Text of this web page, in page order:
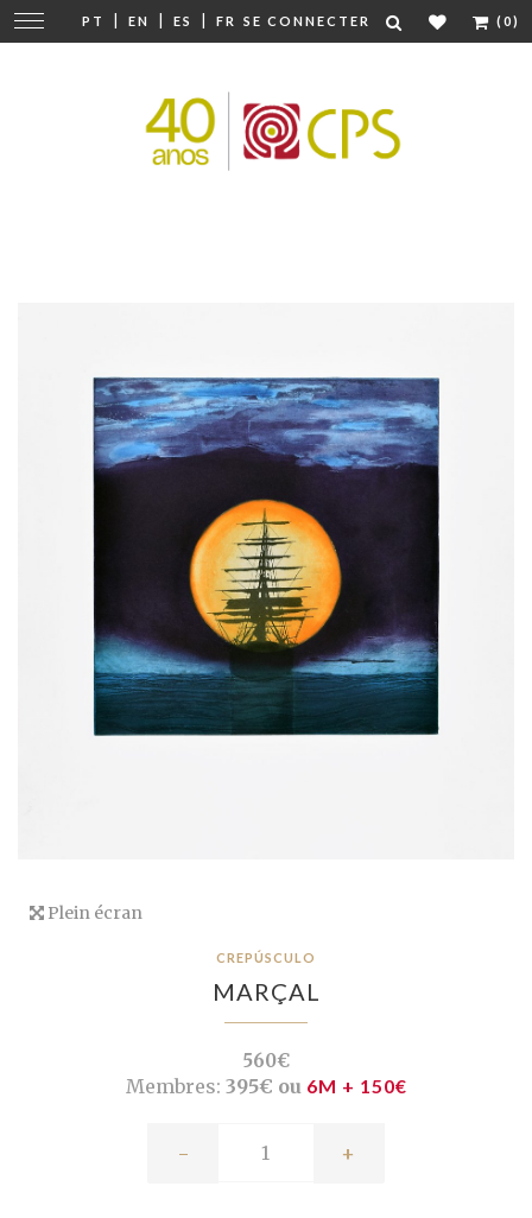
PT | EN | ES | FR SE CONNECTER (0)
Modifier
la
Plein écran
CREPÚSCULO
MARÇAL
560€
Membres: 395€ ou 6M + 150€
- +